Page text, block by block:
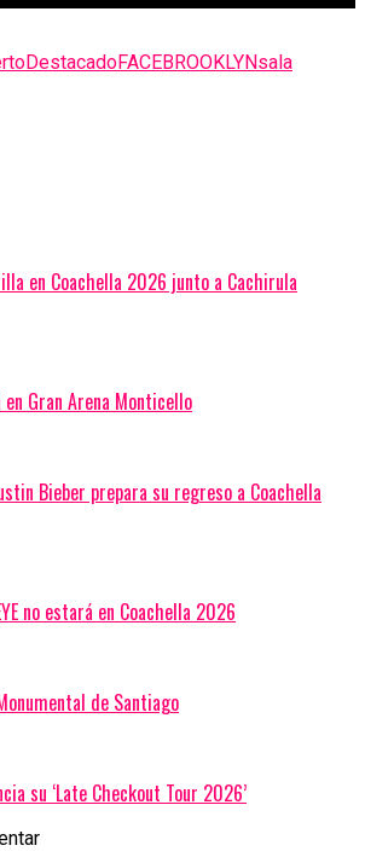
DestacadoFACEBROOKLYNsala
en Coachella 2026 junto a Cachirula
Gran Arena Monticello
Bieber prepara su regreso a Coachella
no estará en Coachella 2026
de Santiago
su ‘Late Checkout Tour 2026’